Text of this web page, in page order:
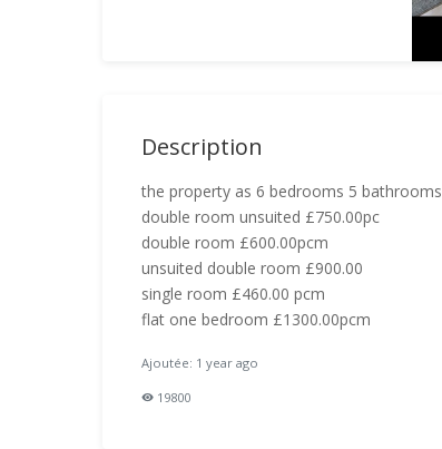
Description
the property as 6 bedrooms 5 bathrooms
double room unsuited £750.00pc
double room £600.00pcm
unsuited double room £900.00
single room £460.00 pcm
flat one bedroom £1300.00pcm
Ajoutée: 1 year ago
19800